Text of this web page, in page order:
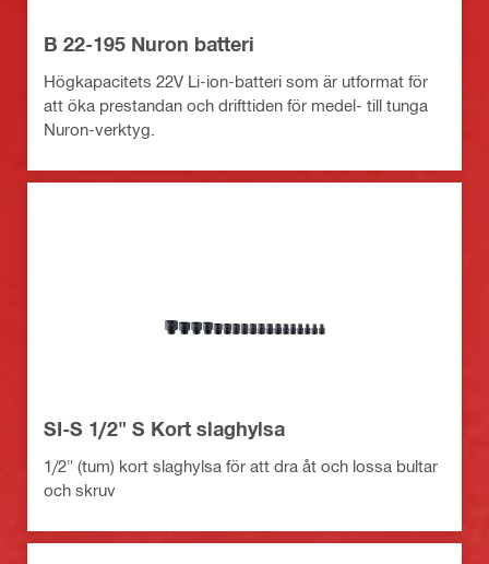
B 22-195 Nuron batteri
Högkapacitets 22V Li-ion-batteri som är utformat för
att öka prestandan och drifttiden för medel- till tunga
Nuron-verktyg.
SI-S 1/2" S Kort slaghylsa
1/2" (tum) kort slaghylsa för att dra åt och lossa bultar
och skruv